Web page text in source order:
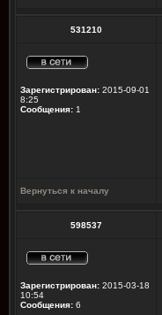
531210
Зарегистрирован: 2015-09-01
8:25
Сообщения: 1
Вернуться к началу
598537
Зарегистрирован: 2015-03-18
10:54
Сообщения: 6